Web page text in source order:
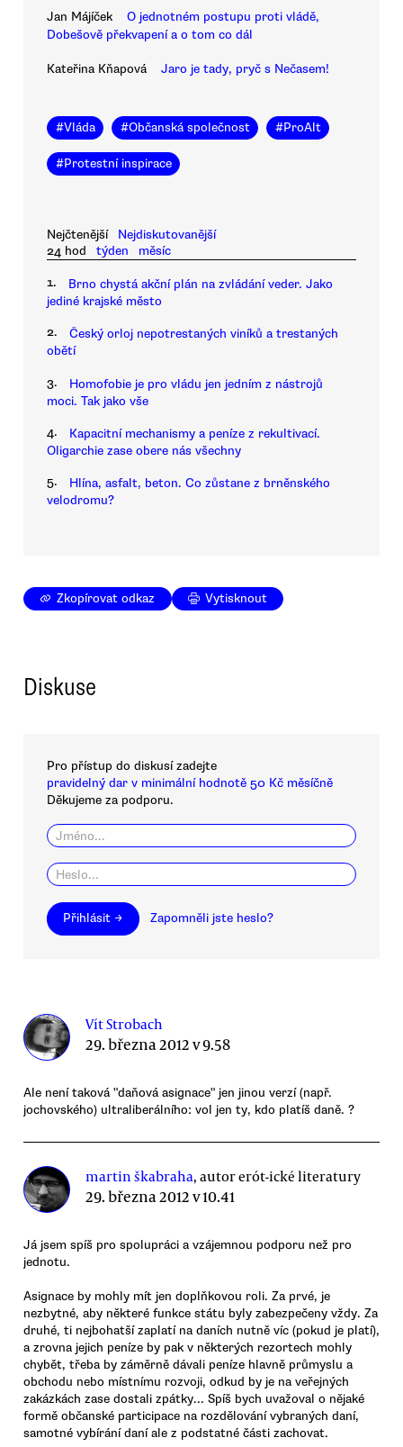
Jan Májíček
O jednotném postupu proti vládě,
Dobešově překvapení a o tom co dál
Kateřina Kňapová Jaro je tady, pryč s Nečasem!
#Vláda #Občanská společnost #ProAlt
#Protestní inspirace
Nejčtenější
Nejdiskutovanější
24 hod
týden měsíc
1.
Brno chystá akční plán na zvládání veder. Jako
jediné krajské město
2.
Český orloj nepotrestaných viníků a trestaných
obětí
3.
Homofobie je pro vládu jen jedním z nástrojů
moci. Tak jako vše
4.
Kapacitní mechanismy a peníze z rekultivací.
Oligarchie zase obere nás všechny
5.
Hlína, asfalt, beton. Co zůstane z brněnského
velodromu?
Zkopírovat odkaz Vytisknout
Diskuse
Pro přístup do diskusí zadejte
pravidelný dar v minimální hodnotě 50 Kč měsíčně
Děkujeme za podporu.
Přihlásit → Zapomněli jste heslo?
Vít Strobach
29. března 2012 v 9.58
Ale není taková "daňová asignace" jen jinou verzí (např.
jochovského) ultraliberálního: vol jen ty, kdo platíš daně. ?
martin škabraha, autor erót-ické literatury
29. března 2012 v 10.41
Já jsem spíš pro spolupráci a vzájemnou podporu než pro
jednotu.
Asignace by mohly mít jen doplňkovou roli. Za prvé, je
nezbytné, aby některé funkce státu byly zabezpečeny vždy. Za
druhé, ti nejbohatší zaplatí na daních nutně víc (pokud je platí),
a zrovna jejich peníze by pak v některých rezortech mohly
chybět, třeba by záměrně dávali peníze hlavně průmyslu a
obchodu nebo místnímu rozvoji, odkud by je na veřejných
zakázkách zase dostali zpátky... Spíš bych uvažoval o nějaké
formě občanské participace na rozdělování vybraných daní,
samotné vybírání daní ale z podstatné části zachovat.